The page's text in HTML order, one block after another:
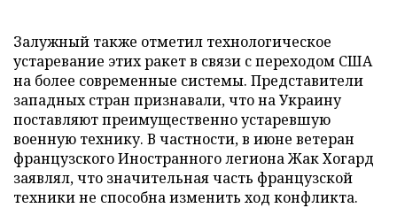
Залужный также отметил технологическое
устаревание этих ракет в связи с переходом США
на более современные системы. Представители
западных стран признавали, что на Украину
поставляют преимущественно устаревшую
военную технику. В частности, в июне ветеран
французского Иностранного легиона Жак Хогард
заявлял, что значительная часть французской
техники не способна изменить ход конфликта.